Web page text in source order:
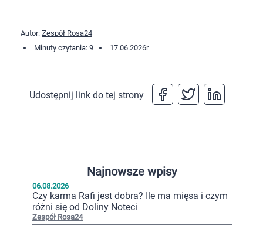
Autor: Zespół Rosa24
Minuty czytania: 9
17.06.2026r
Udostępnij link do tej strony
Najnowsze wpisy
06.08.2026
Czy karma Rafi jest dobra? Ile ma mięsa i czym
różni się od Doliny Noteci
Zespół Rosa24